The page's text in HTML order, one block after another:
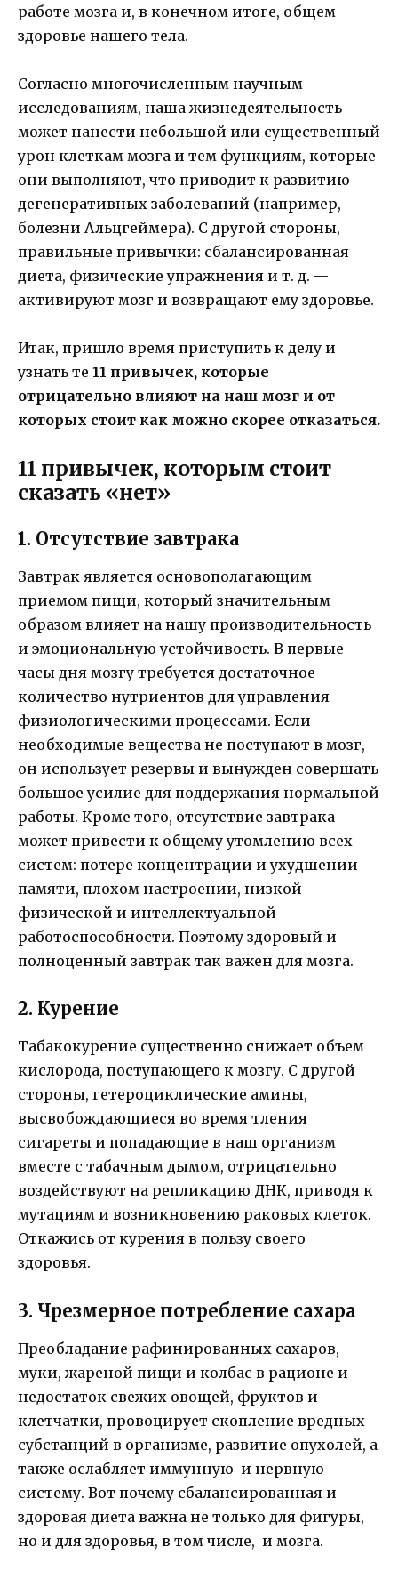
работе мозга и, в конечном итоге, общем
здоровье нашего тела.
Согласно многочисленным научным
исследованиям, наша жизнедеятельность
может нанести небольшой или существенный
урон клеткам мозга и тем функциям, которые
они выполняют, что приводит к развитию
дегенеративных заболеваний (например,
болезни Альцгеймера). С другой стороны,
правильные привычки: сбалансированная
диета, физические упражнения и т. д. —
активируют мозг и возвращают ему здоровье.
Итак, пришло время приступить к делу и
узнать те 11 привычек, которые
отрицательно влияют на наш мозг и от
которых стоит как можно скорее отказаться.
11 привычек, которым стоит
сказать «нет»
1. Отсутствие завтрака
Завтрак является основополагающим
приемом пищи, который значительным
образом влияет на нашу производительность
и эмоциональную устойчивость. В первые
часы дня мозгу требуется достаточное
количество нутриентов для управления
физиологическими процессами. Если
необходимые вещества не поступают в мозг,
он использует резервы и вынужден совершать
большое усилие для поддержания нормальной
работы. Кроме того, отсутствие завтрака
может привести к общему утомлению всех
систем: потере концентрации и ухудшении
памяти, плохом настроении, низкой
физической и интеллектуальной
работоспособности. Поэтому здоровый и
полноценный завтрак так важен для мозга.
2. Курение
Табакокурение существенно снижает объем
кислорода, поступающего к мозгу. С другой
стороны, гетероциклические амины,
высвобождающиеся во время тления
сигареты и попадающие в наш организм
вместе с табачным дымом, отрицательно
воздействуют на репликацию ДНК, приводя к
мутациям и возникновению раковых клеток.
Откажись от курения в пользу своего
здоровья.
3. Чрезмерное потребление сахара
Преобладание рафинированных сахаров,
муки, жареной пищи и колбас в рационе и
недостаток свежих овощей, фруктов и
клетчатки, провоцирует скопление вредных
субстанций в организме, развитие опухолей, а
также ослабляет иммунную и нервную
систему. Вот почему сбалансированная и
здоровая диета важна не только для фигуры,
но и для здоровья, в том числе, и мозга.